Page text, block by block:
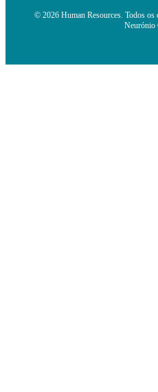
© 2026 Human Resources. Todos
Neurónio